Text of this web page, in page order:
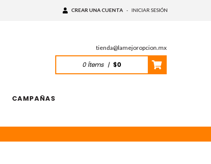
CREAR UNA CUENTA - INICIAR SESIÓN
tienda@lamejoropcion.mx
0Ítems | $0
CAMPAÑAS